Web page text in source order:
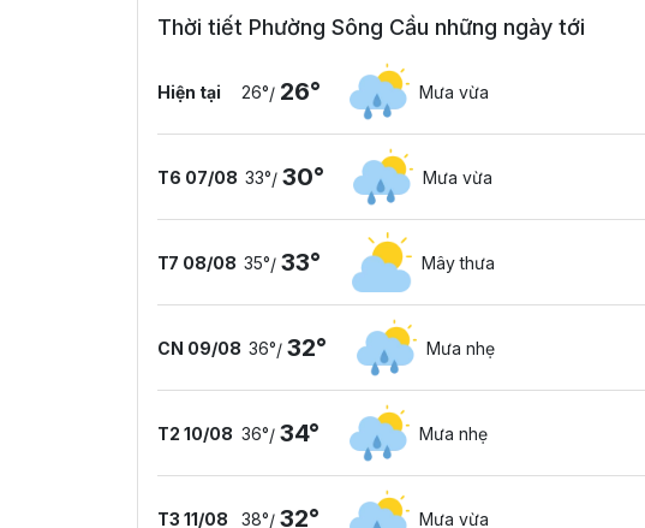
Thời tiết Phường Sông Cầu những ngày tới
Hiện tại 26°/ 26° Mưa vừa
T6 07/08 33°/ 30° Mưa vừa
T7 08/08 35°/ 33° Mây thưa
CN 09/08 36°/ 32° Mưa nhẹ
T2 10/08 36°/ 34° Mưa nhẹ
T3 11/08 38°/ 32° Mưa vừa